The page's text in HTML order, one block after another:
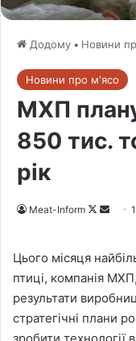
Додому • Новини
Новини про м'ясо
МХП
850 тис.
рік
Meat-Inform
F
o
w
o
a
n
e
Цього місяця
птиці, компанія
результати
стратегічні плани
зробити технології